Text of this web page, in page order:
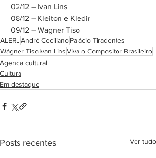
02/12 – Ivan Lins
08/12 – Kleiton e Kledir
09/12 – Wagner Tiso
ALERJAndré CecilianoPalácio Tiradentes
Wágner TisoIvan LinsViva o Compositor Brasileiro
Agenda cultural
Cultura
Em destaque
Posts recentes Ver tudo